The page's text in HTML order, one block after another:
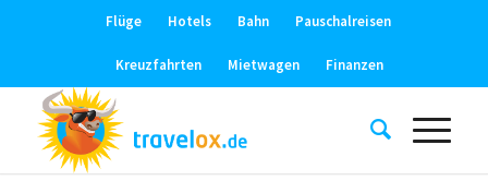
Flüge Hotels Bahn Pauschalreisen
Kreuzfahrten Mietwagen Finanzen